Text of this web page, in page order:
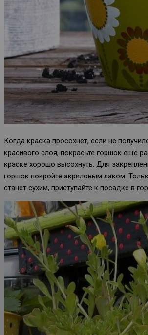
Когда краска просохнет, если не
красивого слоя, покрасьте горшок ещё
краске хорошо высохнуть. Для
горшок покройте акриловым лаком.
станет сухим, приступайте к посадке в